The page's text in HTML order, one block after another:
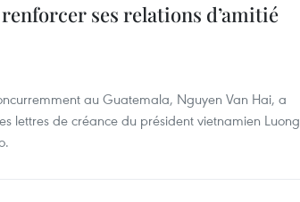
ses relations d’amitié
au Guatemala, Nguyen Van Hai, a
lettres de créance du président vietnamien Luong